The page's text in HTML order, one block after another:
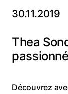
30.11.2019
Thea
Découvrez